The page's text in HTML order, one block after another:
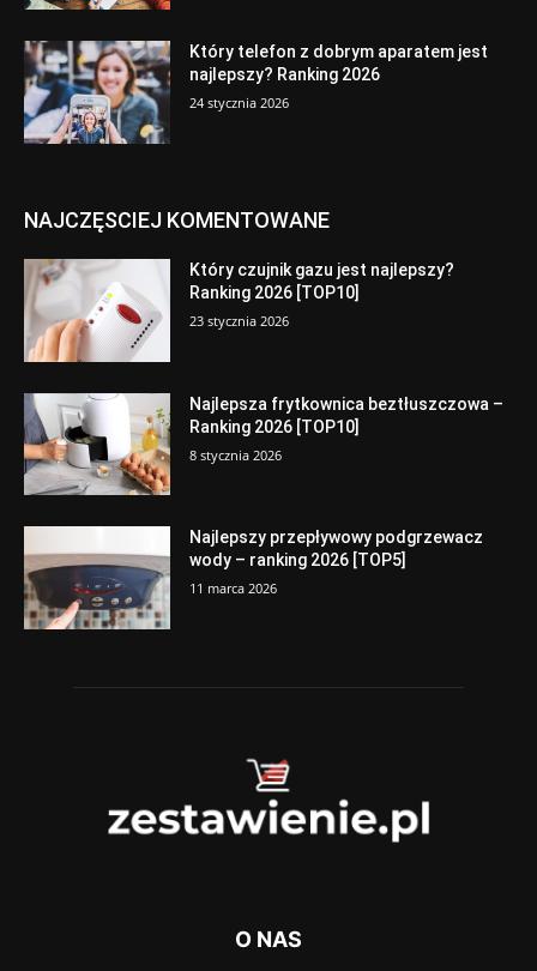
Który telefon z dobrym aparatem jest
najlepszy? Ranking 2026
24 stycznia 2026
NAJCZĘSCIEJ KOMENTOWANE
Który czujnik gazu jest najlepszy?
Ranking 2026 [TOP10]
23 stycznia 2026
Najlepsza frytkownica beztłuszczowa –
Ranking 2026 [TOP10]
8 stycznia 2026
Najlepszy przepływowy podgrzewacz
wody – ranking 2026 [TOP5]
11 marca 2026
O NAS